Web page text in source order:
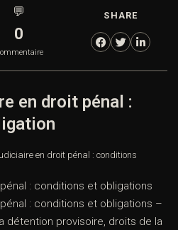
💬
0
SHARE
en droit pénal :
en droit pénal : conditions
: conditions et obligations
: conditions et obligations –
détention provisoire, droits de la